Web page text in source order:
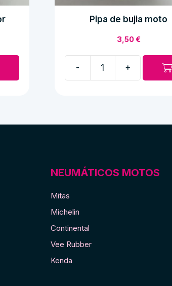
Pipa de bujia moto
3,50€
-
cantidad
+
NEUMÁTICOS MOTOS
Mitas
Michelin
Continental
Vee Rubber
Kenda